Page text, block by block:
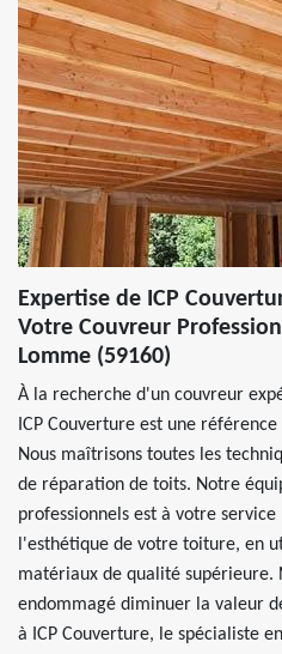
Expertise de ICP
Votre Couvreur
Lomme (59160)
À la recherche d'un couvreur
ICP Couverture est une
Nous maîtrisons toutes les
de réparation de toits. Notre
professionnels est à votre
l'esthétique de votre toiture, en
matériaux de qualité supérieure.
endommagé diminuer la valeur
à ICP Couverture, le spécialiste